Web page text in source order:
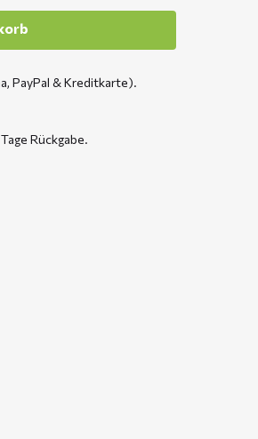
PayPal & Kreditkarte).
Rückgabe.